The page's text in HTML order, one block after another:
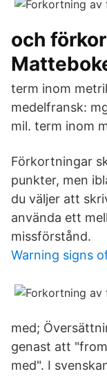
och
term inom
medelfransk:
mil. term inom
Förkortningar
punkter, men
du väljer att
använda ett
missförstånd.
Warning signs
med;
genast att
med". I